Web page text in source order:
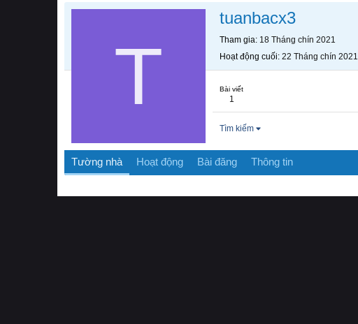
T
tuanbacx3
Tham gia 18 Tháng chín 2021
Hoạt động cuối 22 Tháng chín 2021
Bài viết
1
Tìm kiếm
Tường nhà Hoạt động Bài đăng Thông tin